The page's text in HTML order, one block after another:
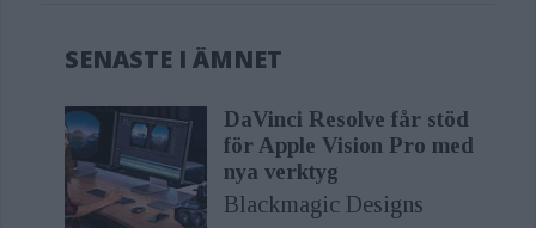
SENASTE I ÄMNET
DaVinci Resolve får stöd
för Apple Vision Pro med
nya verktyg
Blackmagic Designs